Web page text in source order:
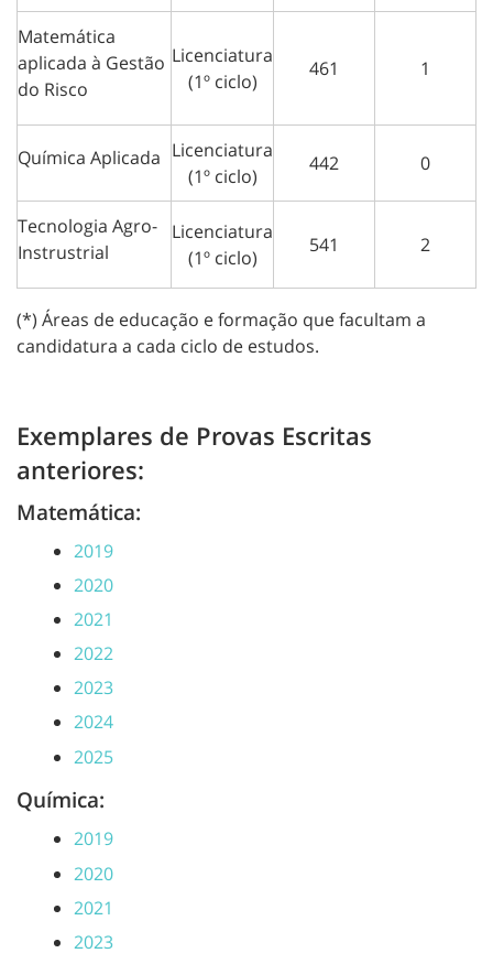
Matemática
aplicada à Gestão
do Risco
Licenciatura
(1º ciclo)
461 1
Química Aplicada Licenciatura
(1º ciclo)
442 0
Tecnologia Agro-
Instrustrial
Licenciatura
(1º ciclo)
541 2
(*) Áreas de educação e formação que facultam a
candidatura a cada ciclo de estudos.
Exemplares de Provas Escritas
anteriores:
Matemática:
2019
2020
2021
2022
2023
2024
2025
Química:
2019
2020
2021
2023